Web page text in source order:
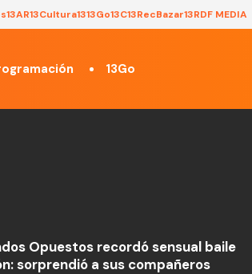
AR13Cultura1313Go13C13RecBazar13RDF MEDIA
13Go
Opuestos recordó sensual baile
sorprendió a sus compañeros